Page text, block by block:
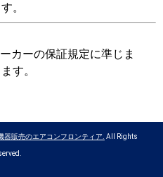
。
カーの保証規定に準じま
す。
販売のエアコンフロンティア. All Rights